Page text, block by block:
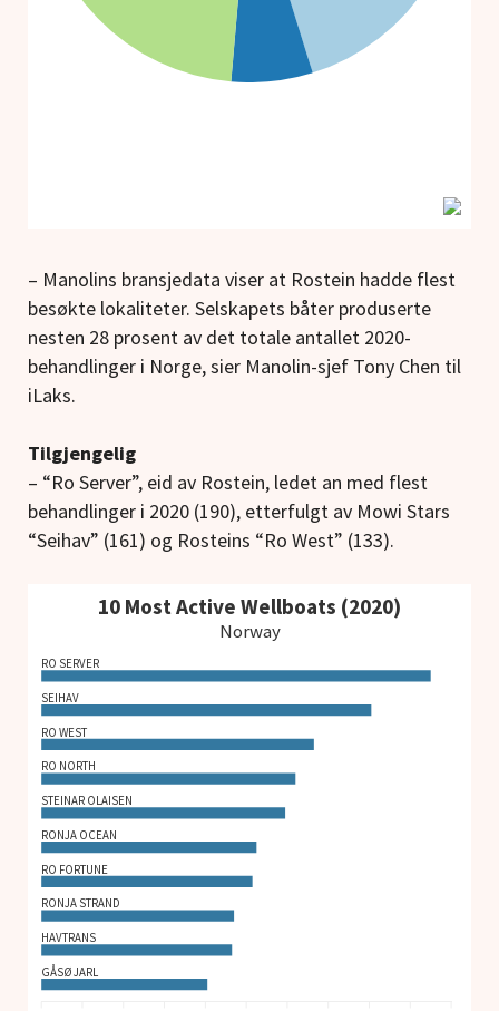
– Manolins bransjedata viser at Rostein hadde flest
besøkte lokaliteter. Selskapets båter produserte
nesten 28 prosent av det totale antallet 2020-
behandlinger i Norge, sier Manolin-sjef Tony Chen til
iLaks.
Tilgjengelig
– “Ro Server”, eid av Rostein, ledet an med flest
behandlinger i 2020 (190), etterfulgt av Mowi Stars
“Seihav” (161) og Rosteins “Ro West” (133).